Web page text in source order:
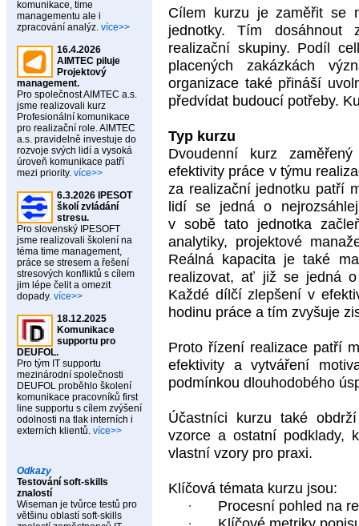
komunikace, time
managementu ale i
zpracování analýz. více>>
16.4.2026
AIMTEC piluje
Projektový
management.
Pro společnost AIMTEC a.s.
jsme realizovali kurz
Profesionální komunikace
pro realizační role. AIMTEC
a.s. pravidelně investuje do
rozvoje svých lidí a vysoká
úroveň komunikace patří
mezi priority. více>>
6.3.2026 IPESOT
školí zvládání
stresu.
Pro slovenský IPESOFT
jsme realizovali školení na
téma time management,
práce se stresem a řešení
stresových konfliktů s cílem
jim lépe čelit a omezit
dopady. více>>
18.12.2025
Komunikace
supportu pro
DEUFOL.
Pro tým IT supportu
mezinárodní společnosti
DEUFOL proběhlo školení
komunikace pracovníků first
line supportu s cílem zvýšení
odolnosti na tlak interních i
externích klientů. více>>
Odkazy
Testování soft-skills
znalostí
Wiseman je tvůrce testů pro
většinu oblastí soft-skills
Cílem kurzu je zaměřit se
jednotky. Tím dosáhnout
realizační skupiny. Podíl
placených zakázkách
organizace také přináší
předvídat budoucí potřeby.
Typ kurzu
Dvoudenní kurz
efektivity práce v týmu
za realizační jednotku patří
lidí se jedná o
v sobě tato jednotka
analytiky, projektové
Reálná kapacita je také
realizovat, ať již se jedná
Každé dílčí zlepšení v
hodinu práce a tím zvyšuje
Proto řízení realizace patří
efektivity a vytváření
podmínkou dlouhodobého
Účastníci kurzu také
vzorce a ostatní podklady,
vlastní vzory pro praxi.
Klíčová témata kurzu jsou:
·
Procesní pohled na